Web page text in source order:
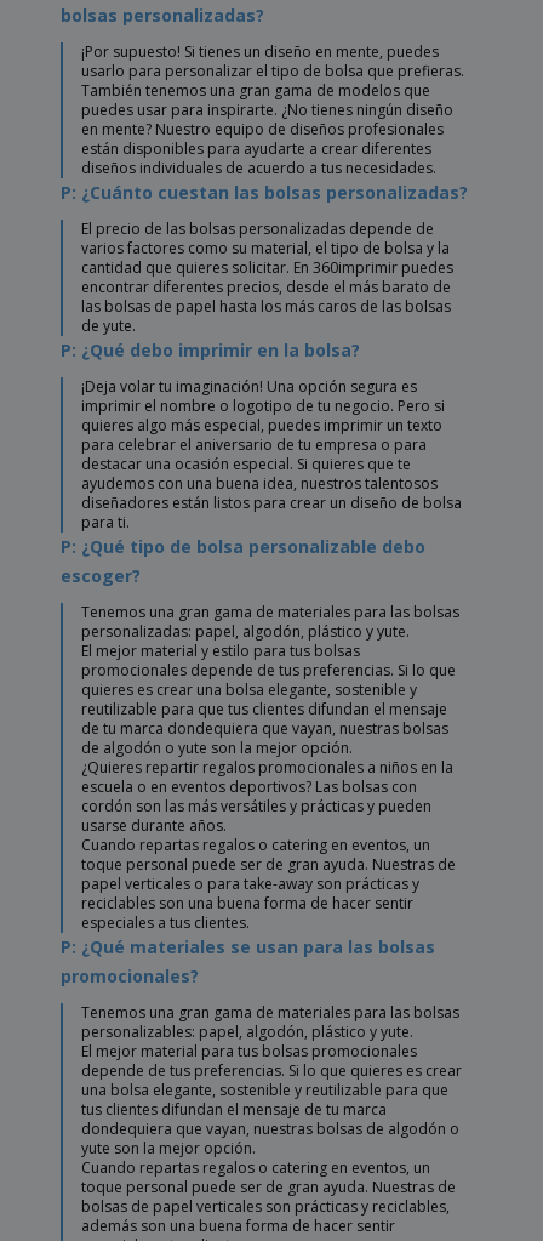
bolsas personalizadas?
¡Por supuesto! Si tienes un diseño en mente, puedes
usarlo para personalizar el tipo de bolsa que prefieras.
También tenemos una gran gama de modelos que
puedes usar para inspirarte. ¿No tienes ningún diseño
en mente? Nuestro equipo de diseños profesionales
están disponibles para ayudarte a crear diferentes
diseños individuales de acuerdo a tus necesidades.
P: ¿Cuánto cuestan las bolsas personalizadas?
El precio de las bolsas personalizadas depende de
varios factores como su material, el tipo de bolsa y la
cantidad que quieres solicitar. En 360imprimir puedes
encontrar diferentes precios, desde el más barato de
las bolsas de papel hasta los más caros de las bolsas
de yute.
P: ¿Qué debo imprimir en la bolsa?
¡Deja volar tu imaginación! Una opción segura es
imprimir el nombre o logotipo de tu negocio. Pero si
quieres algo más especial, puedes imprimir un texto
para celebrar el aniversario de tu empresa o para
destacar una ocasión especial. Si quieres que te
ayudemos con una buena idea, nuestros talentosos
diseñadores están listos para crear un diseño de bolsa
para ti.
P: ¿Qué tipo de bolsa personalizable debo
escoger?
Tenemos una gran gama de materiales para las bolsas
personalizadas: papel, algodón, plástico y yute.
El mejor material y estilo para tus bolsas
promocionales depende de tus preferencias. Si lo que
quieres es crear una bolsa elegante, sostenible y
reutilizable para que tus clientes difundan el mensaje
de tu marca dondequiera que vayan, nuestras bolsas
de algodón o yute son la mejor opción.
¿Quieres repartir regalos promocionales a niños en la
escuela o en eventos deportivos? Las bolsas con
cordón son las más versátiles y prácticas y pueden
usarse durante años.
Cuando repartas regalos o catering en eventos, un
toque personal puede ser de gran ayuda. Nuestras de
papel verticales o para take-away son prácticas y
reciclables son una buena forma de hacer sentir
especiales a tus clientes.
P: ¿Qué materiales se usan para las bolsas
promocionales?
Tenemos una gran gama de materiales para las bolsas
personalizables: papel, algodón, plástico y yute.
El mejor material para tus bolsas promocionales
depende de tus preferencias. Si lo que quieres es crear
una bolsa elegante, sostenible y reutilizable para que
tus clientes difundan el mensaje de tu marca
dondequiera que vayan, nuestras bolsas de algodón o
yute son la mejor opción.
Cuando repartas regalos o catering en eventos, un
toque personal puede ser de gran ayuda. Nuestras de
bolsas de papel verticales son prácticas y reciclables,
además son una buena forma de hacer sentir